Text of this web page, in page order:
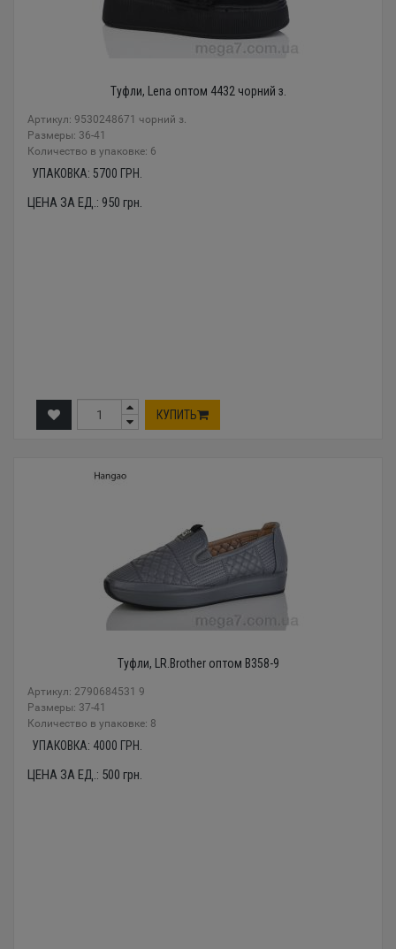
Туфли, Lena оптом 4432 чорний з.
Артикул: 9530248671 чорний з.
Размеры: 36-41
Количество в упаковке: 6
УПАКОВКА: 5700 ГРН.
ЦЕНА ЗА ЕД.: 950 грн.
КУПИТЬ
Туфли, LR.Brother оптом B358-9
Артикул: 2790684531 9
Размеры: 37-41
Количество в упаковке: 8
УПАКОВКА: 4000 ГРН.
ЦЕНА ЗА ЕД.: 500 грн.